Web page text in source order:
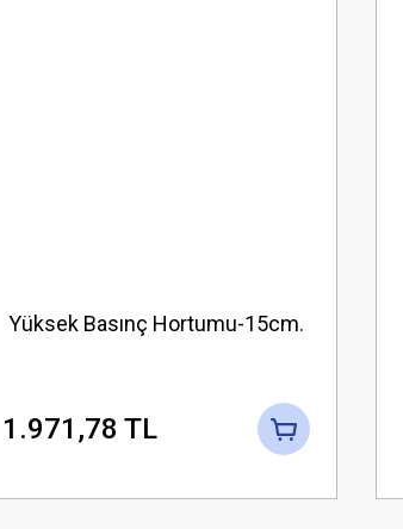
Yüksek Basınç Hortumu-15cm.
1.971,78 TL